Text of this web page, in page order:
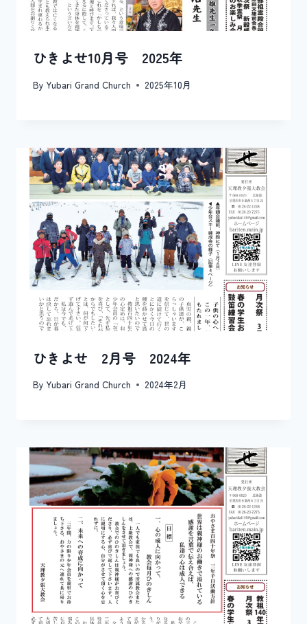
ひきよせ10月号 2025年
By Yubari Grand Church 2025年10月
ひきよせ 2月号 2024年
By Yubari Grand Church 2024年2月